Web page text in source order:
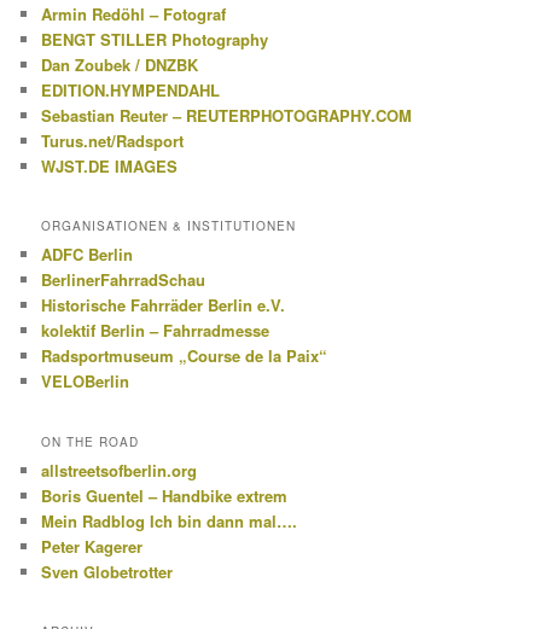
Armin Redöhl – Fotograf
BENGT STILLER Photography
Dan Zoubek / DNZBK
EDITION.HYMPENDAHL
Sebastian Reuter – REUTERPHOTOGRAPHY.COM
Turus.net/Radsport
WJST.DE IMAGES
ORGANISATIONEN & INSTITUTIONEN
ADFC Berlin
BerlinerFahrradSchau
Historische Fahrräder Berlin e.V.
kolektif Berlin – Fahrradmesse
Radsportmuseum „Course de la Paix“
VELOBerlin
ON THE ROAD
allstreetsofberlin.org
Boris Guentel – Handbike extrem
Mein Radblog Ich bin dann mal….
Peter Kagerer
Sven Globetrotter